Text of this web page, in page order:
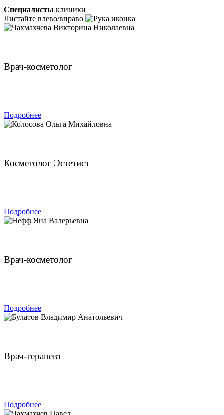
Специалисты клиники
Листайте влево/вправо
Врач-косметолог
Подробнее
Косметолог Эстетист
Подробнее
Врач-косметолог
Подробнее
Врач-терапевт
Подробнее